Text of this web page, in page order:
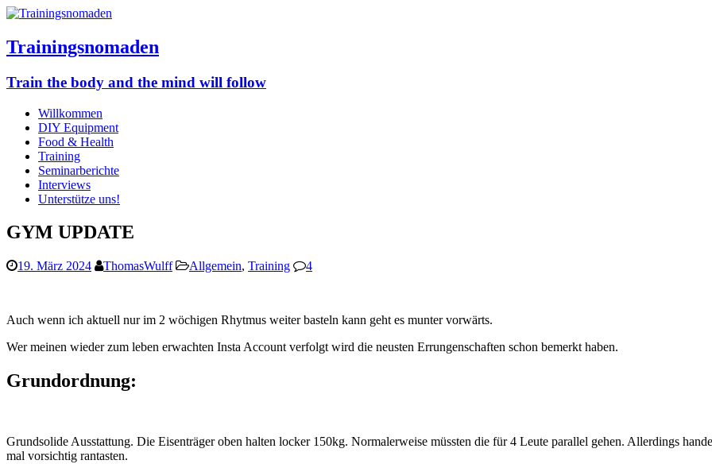
Trainingsnomaden
Train the body and the mind will follow
Willkommen
DIY Equipment
Food & Health
Training
Seminarberichte
Interviews
Unterstütze uns!
GYM UPDATE
19. März 2024 ThomasWulff Allgemein, Training 4
Auch wenn ich aktuell nur im 2 wöchigen Rhytmus weiter basteln kann geht es munter vorwärts.
Wer meinen wieder zum leben erwachten Insta Account verfolgt wird die neusten Errungenschaften schon bemerkt haben.
Grundordnung:
Grundsolide Ausstattung. Die Eisenträger oben halten locker 150kg. Normalerweise müssten die für 4 Leute parallel gehen. Allerdings
mal vorsichtig rantasten.